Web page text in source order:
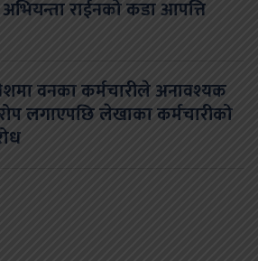
राईनको कडा आपत्ति
वनका कर्मचारीले अनावश्यक
लगाएपछि लेखाका कर्मचारीको